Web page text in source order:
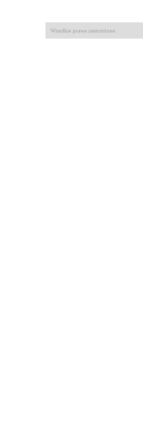
Wszelkie prawa zastrzeżone.